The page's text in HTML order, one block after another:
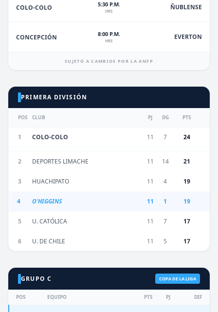
COLO-COLO 5:30 P.M.
HRS ÑUBLENSE
CONCEPCIÓN 8:00 P.M.
HRS EVERTON
SUJETO A CAMBIOS POR LA ANFP
PRIMERA DIVISIÓN
POS CLUB PJ DG PTS
1 COLO-COLO 11 7 24
2 DEPORTES LIMACHE 11 14 21
3 HUACHIPATO 11 4 19
4 O'HIGGINS 11 1 19
5 U. CATÓLICA 11 7 17
6 U. DE CHILE 11 5 17
GRUPO C COPA DE LA LIGA
POS EQUIPO PTS PJ DIF